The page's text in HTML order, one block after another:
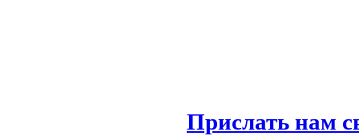
Прислать нам